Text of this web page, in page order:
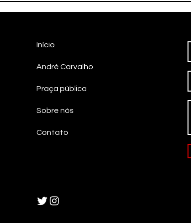
Início
André Carvalho
Praça pública
Sobre nós
Contato